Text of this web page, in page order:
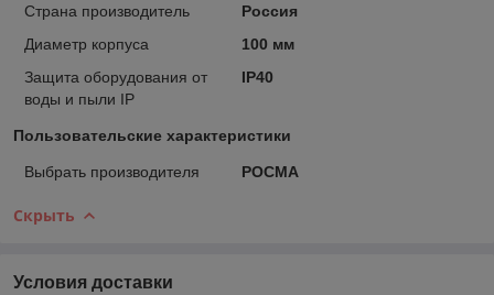
Страна производитель
Россия
Диаметр корпуса
100 мм
Защита оборудования от
воды и пыли IP
IP40
Пользовательские характеристики
Выбрать производителя РОСМА
Скрыть
Условия доставки